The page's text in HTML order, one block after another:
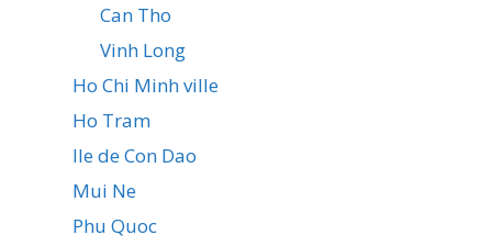
Can Tho
Vinh Long
Ho Chi Minh ville
Ho Tram
Ile de Con Dao
Mui Ne
Phu Quoc